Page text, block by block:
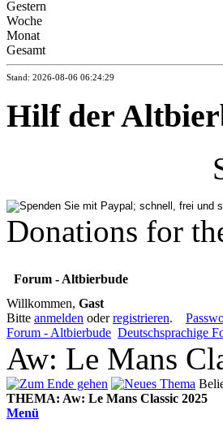
Gestern
Woche
Monat
Gesamt
Stand: 2026-08-06 06:24:29
Hilf der
Donations for
Forum - Altbierbude
Willkommen, Gast
Bitte anmelden oderregistrieren.
Forum - Altbierbude Deutschsprachige
Aw: Le Mans
THEMA: Aw: Le Mans Classic 2025
Menü